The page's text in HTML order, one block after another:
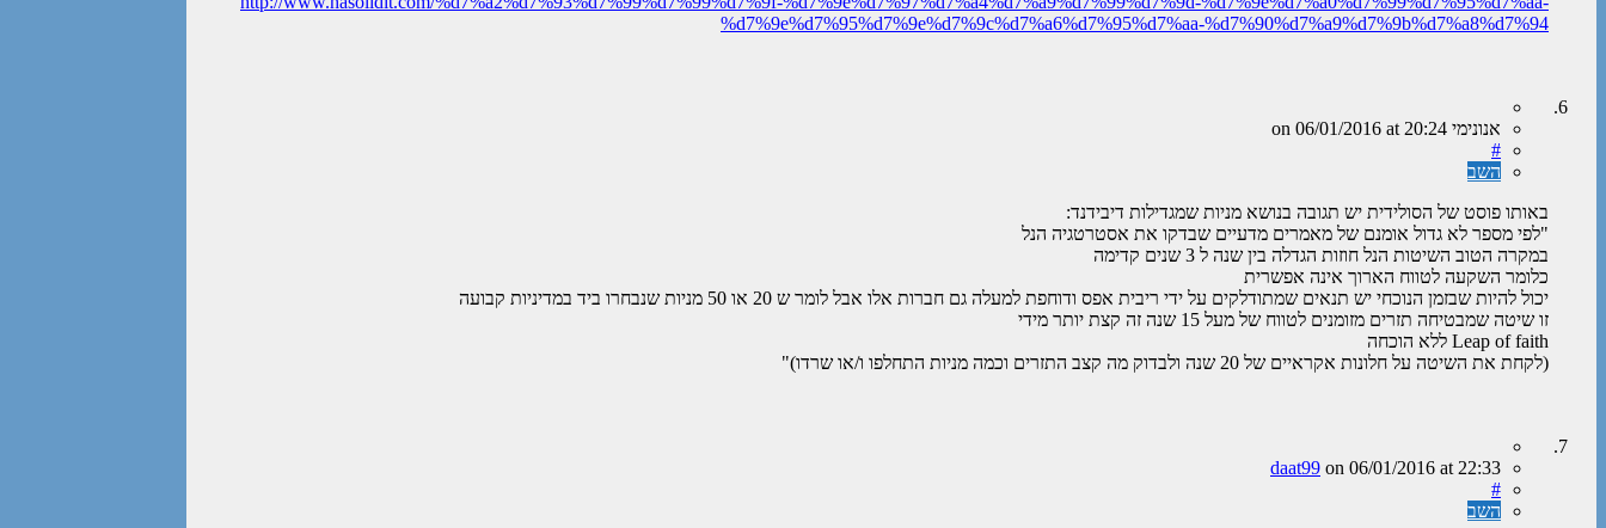
%d7%9e%d7%95%d7%9e%d7%9c%d7%a6%d7%95%d7%aa-%d7%90%d7%a9%d7%9b%d7%a8%d7%94
אנונימי 06/01/2016 at 20:24
#
השב
באותו פוסט של הסולידית יש תגובה בנושא מניות שמגדילות דיבידנד:
"לפי מספר לא גדול אומנם של מאמרים מדעיים שבדקו את אסטרטגיה הנל
במקרה הטוב השיטות הנל חוזות הגדלה בין שנה ל 3 שנים קדימה
כלומר השקעה לטווח הארוך אינה אפשרית
יכול להיות שבזמן הנוכחי יש תנאים שמתודלקים על ידי ריבית אפס ודוחפת למעלה גם חברות אלו אבל לומר ש 20 או 50 מניות שנבחרו ביד במדיניות קבועה
זו שיטה שמבטיחה תזרים מזומנים לטווח של מעל 15 שנה זה קצת יותר מידי
Leap of faith ללא הוכחה
(לקחת את השיטה על חלונות אקראיים של 20 שנה ולבדוק מה קצב התזרים וכמה מניות התחלפו ו/או שרדו)"
daat99 on 06/01/2016 at 22:33
#
השב